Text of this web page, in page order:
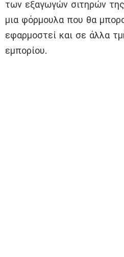
των εξαγωγών σιτηρών
μια φόρμουλα που θα
εφαρμοστεί και σε άλλα
εμπορίου.